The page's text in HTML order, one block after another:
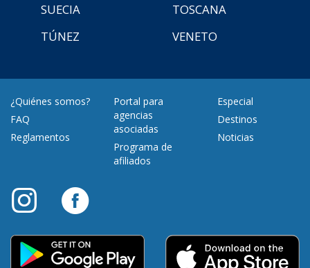
SUECIA
TOSCANA
TÚNEZ
VENETO
¿Quiénes somos?
FAQ
Reglamentos
Portal para
agencias
asociadas
Programa de
afiliados
Especial
Destinos
Noticias